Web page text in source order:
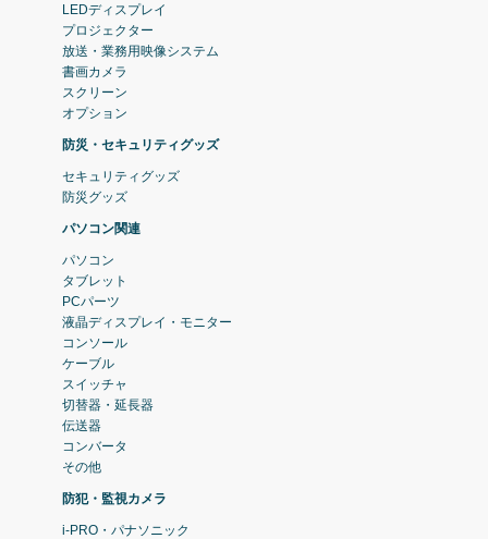
LEDディスプレイ
プロジェクター
放送・業務用映像システム
書画カメラ
スクリーン
オプション
防災・セキュリティグッズ
セキュリティグッズ
防災グッズ
パソコン関連
パソコン
タブレット
PCパーツ
液晶ディスプレイ・モニター
コンソール
ケーブル
スイッチャ
切替器・延長器
伝送器
コンバータ
その他
防犯・監視カメラ
i-PRO・パナソニック